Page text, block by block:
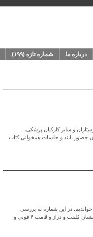
درباره‌ ما شماره‌‌ تازه (۱۹۹)
۱۳۸۸. تصور کنید که پزشکان، پرستاران و سایر کارکنان پزشکی،
حضور یابند و جلسات همخوانی کتاب
هم خواندیم. در این شماره به بررسی
مهم‌ترین رخدادهای علمی سال ۲۰۰۹ می‌پردازیم: ۱٫ آردی، کهنسال‌ترین نیای انسان با داشتن انگشتان کلفت و دراز و قامت ۴ فوتی و